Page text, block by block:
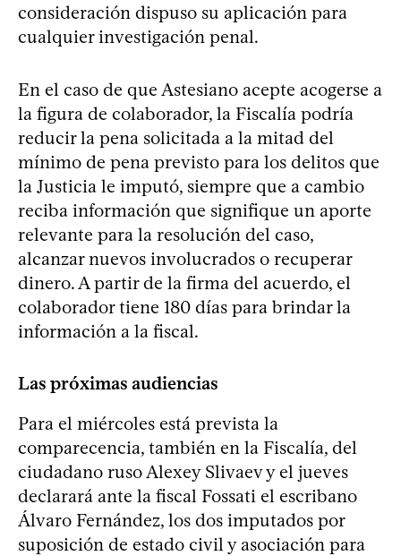
consideración dispuso su aplicación para
cualquier investigación penal.
En el caso de que Astesiano acepte acogerse a
la figura de colaborador, la Fiscalía podría
reducir la pena solicitada a la mitad del
mínimo de pena previsto para los delitos que
la Justicia le imputó, siempre que a cambio
reciba información que signifique un aporte
relevante para la resolución del caso,
alcanzar nuevos involucrados o recuperar
dinero. A partir de la firma del acuerdo, el
colaborador tiene 180 días para brindar la
información a la fiscal.
Las próximas audiencias
Para el miércoles está prevista la
comparecencia, también en la Fiscalía, del
ciudadano ruso Alexey Slivaev y el jueves
declarará ante la fiscal Fossati el escribano
Álvaro Fernández, los dos imputados por
suposición de estado civil y asociación para